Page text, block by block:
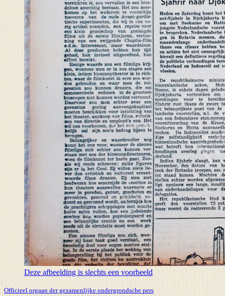
Deze afbeelding is slechts een voorbeeld
Officieel orgaan der gezamenlijke ondergrondsche pers